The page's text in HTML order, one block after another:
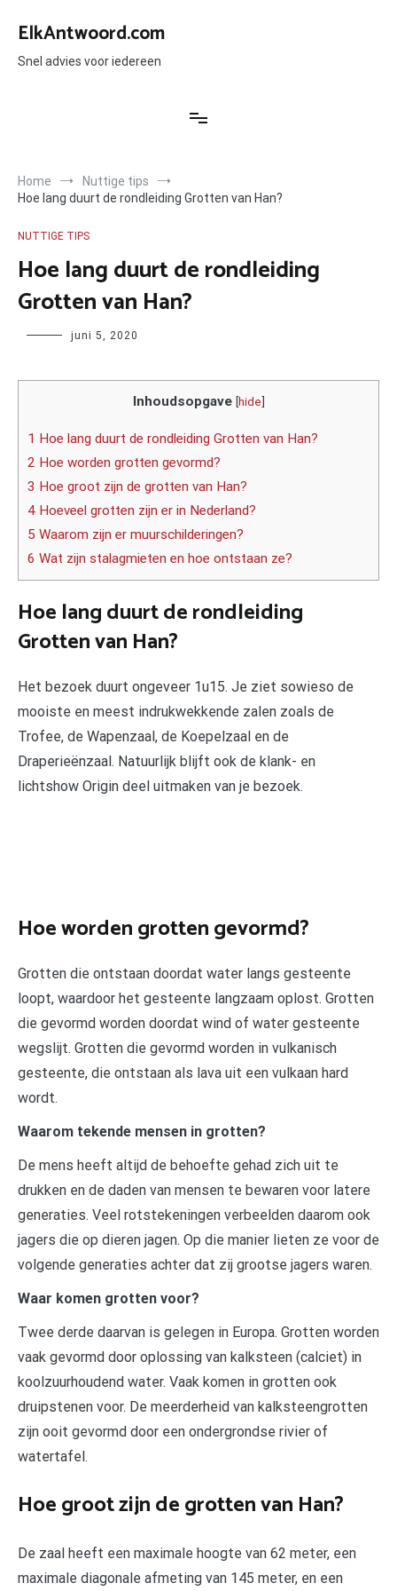
naar
inhoud
ElkAntwoord.com
Snel advies voor iedereen
Home
Nuttige tips
Hoe lang duurt de rondleiding Grotten van Han?
NUTTIGE TIPS
Hoe lang duurt de rondleiding
Grotten van Han?
Author juni 5, 2020
Inhoudsopgave [hide]
1 Hoe lang duurt de rondleiding Grotten van Han?
2 Hoe worden grotten gevormd?
3 Hoe groot zijn de grotten van Han?
4 Hoeveel grotten zijn er in Nederland?
5 Waarom zijn er muurschilderingen?
6 Wat zijn stalagmieten en hoe ontstaan ze?
Hoe lang duurt de rondleiding
Grotten van Han?
Het bezoek duurt ongeveer 1u15. Je ziet sowieso de
mooiste en meest indrukwekkende zalen zoals de
Trofee, de Wapenzaal, de Koepelzaal en de
Draperieënzaal. Natuurlijk blijft ook de klank- en
lichtshow Origin deel uitmaken van je bezoek.
Hoe worden grotten gevormd?
Grotten die ontstaan doordat water langs gesteente
loopt, waardoor het gesteente langzaam oplost. Grotten
die gevormd worden doordat wind of water gesteente
wegslijt. Grotten die gevormd worden in vulkanisch
gesteente, die ontstaan als lava uit een vulkaan hard
wordt.
Waarom tekende mensen in grotten?
De mens heeft altijd de behoefte gehad zich uit te
drukken en de daden van mensen te bewaren voor latere
generaties. Veel rotstekeningen verbeelden daarom ook
jagers die op dieren jagen. Op die manier lieten ze voor de
volgende generaties achter dat zij grootse jagers waren.
Waar komen grotten voor?
Twee derde daarvan is gelegen in Europa. Grotten worden
vaak gevormd door oplossing van kalksteen (calciet) in
koolzuurhoudend water. Vaak komen in grotten ook
druipstenen voor. De meerderheid van kalksteengrotten
zijn ooit gevormd door een ondergrondse rivier of
watertafel.
Hoe groot zijn de grotten van Han?
De zaal heeft een maximale hoogte van 62 meter, een
maximale diagonale afmeting van 145 meter, en een